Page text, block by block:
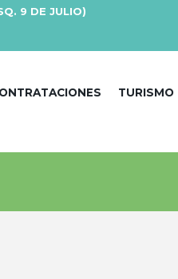
9 DE JULIO)
TURISMO